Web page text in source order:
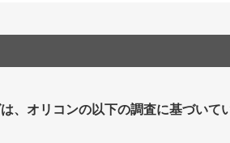
、オリコンの以下の調査に基づいて